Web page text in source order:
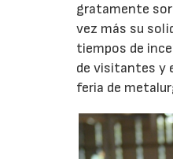
gratamente
vez más su
tiempos de
de visitantes y
feria de